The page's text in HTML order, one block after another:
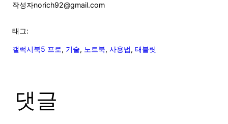
작성자norich92@gmail.com
태그:
갤럭시북5 프로, 기술, 노트북, 사용법, 태블릿
댓글